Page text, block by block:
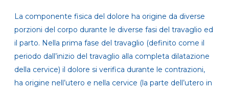
La componente fisica del dolore ha origine da diverse
porzioni del corpo durante le diverse fasi del travaglio ed
il parto. Nella prima fase del travaglio (definito come il
periodo dall’inizio del travaglio alla completa dilatazione
della cervice) il dolore si verifica durante le contrazioni,
ha origine nell’utero e nella cervice (la parte dell’utero in